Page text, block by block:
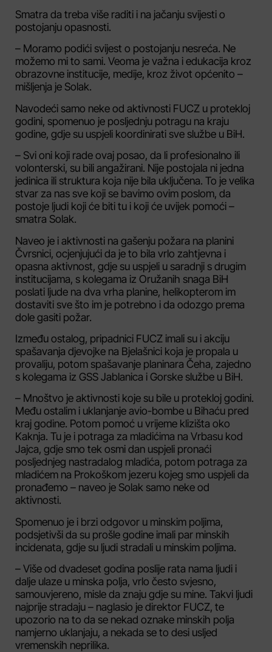
Smatra da treba više raditi i na jačanju svijesti o
postojanju opasnosti.
– Moramo podići svijest o postojanju nesreća. Ne
možemo mi to sami. Veoma je važna i edukacija kroz
obrazovne institucije, medije, kroz život općenito –
mišljenja je Solak.
Navodeći samo neke od aktivnosti FUCZ u protekloj
godini, spomenuo je posljednju potragu na kraju
godine, gdje su uspjeli koordinirati sve službe u BiH.
– Svi oni koji rade ovaj posao, da li profesionalno ili
volonterski, su bili angažirani. Nije postojala ni jedna
jedinica ili struktura koja nije bila uključena. To je velika
stvar za nas sve koji se bavimo ovim poslom, da
postoje ljudi koji će biti tu i koji će uvijek pomoći –
smatra Solak.
Naveo je i aktivnosti na gašenju požara na planini
Čvrsnici, ocjenjujući da je to bila vrlo zahtjevna i
opasna aktivnost, gdje su uspjeli u saradnji s drugim
institucijama, s kolegama iz Oružanih snaga BiH
poslati ljude na dva vrha planine, helikopterom im
dostaviti sve što im je potrebno i da odozgo prema
dole gasiti požar.
Između ostalog, pripadnici FUCZ imali su i akciju
spašavanja djevojke na Bjelašnici koja je propala u
provaliju, potom spašavanje planinara Čeha, zajedno
s kolegama iz GSS Jablanica i Gorske službe u BiH.
– Mnoštvo je aktivnosti koje su bile u protekloj godini.
Među ostalim i uklanjanje avio-bombe u Bihaću pred
kraj godine. Potom pomoć u vrijeme klizišta oko
Kaknja. Tu je i potraga za mladićima na Vrbasu kod
Jajca, gdje smo tek osmi dan uspjeli pronaći
posljednjeg nastradalog mladića, potom potraga za
mladićem na Prokoškom jezeru kojeg smo uspjeli da
pronađemo – naveo je Solak samo neke od
aktivnosti.
Spomenuo je i brzi odgovor u minskim poljima,
podsjetivši da su prošle godine imali par minskih
incidenata, gdje su ljudi stradali u minskim poljima.
– Više od dvadeset godina poslije rata nama ljudi i
dalje ulaze u minska polja, vrlo često svjesno,
samouvjereno, misle da znaju gdje su mine. Takvi ljudi
najprije stradaju – naglasio je direktor FUCZ, te
upozorio na to da se nekad oznake minskih polja
namjerno uklanjaju, a nekada se to desi usljed
vremenskih neprilika.